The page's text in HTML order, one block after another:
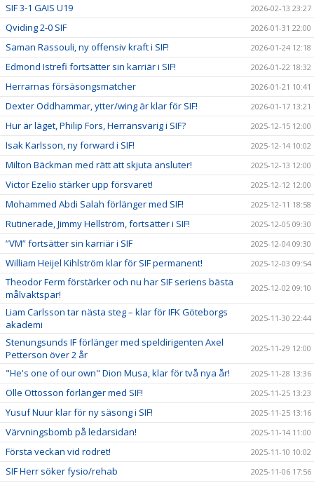
SIF 3-1 GAIS U19 2026-02-13 23:27
Qviding 2-0 SIF 2026-01-31 22:00
Saman Rassouli, ny offensiv kraft i SIF! 2026-01-24 12:18
Edmond Istrefi fortsätter sin karriär i SIF! 2026-01-22 18:32
Herrarnas försäsongsmatcher 2026-01-21 10:41
Dexter Oddhammar, ytter/wing är klar för SIF! 2026-01-17 13:21
Hur är läget, Philip Fors, Herransvarig i SIF? 2025-12-15 12:00
Isak Karlsson, ny forward i SIF! 2025-12-14 10:02
Milton Bäckman med rätt att skjuta ansluter! 2025-12-13 12:00
Victor Ezelio stärker upp försvaret! 2025-12-12 12:00
Mohammed Abdi Salah förlänger med SIF! 2025-12-11 18:58
Rutinerade, Jimmy Hellström, fortsätter i SIF! 2025-12-05 09:30
”VM” fortsätter sin karriär i SIF 2025-12-04 09:30
William Heijel Kihlström klar för SIF permanent! 2025-12-03 09:54
Theodor Ferm förstärker och nu har SIF seriens bästa
målvaktspar!
2025-12-02 09:10
Liam Carlsson tar nästa steg – klar för IFK Göteborgs
akademi
2025-11-30 22:44
Stenungsunds IF förlänger med speldirigenten Axel
Petterson över 2 år
2025-11-29 12:00
"He's one of our own" Dion Musa, klar för två nya år! 2025-11-28 13:36
Olle Ottosson förlänger med SIF! 2025-11-25 13:23
Yusuf Nuur klar för ny säsong i SIF! 2025-11-25 13:16
Värvningsbomb på ledarsidan! 2025-11-14 11:00
Första veckan vid rodret! 2025-11-10 10:02
SIF Herr söker fysio/rehab 2025-11-06 17:56